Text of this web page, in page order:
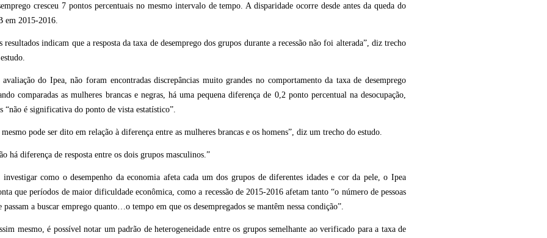
cresceu 7 pontos percentuais no mesmo intervalo de tempo. A disparidade ocorre desde antes da queda do
em 2015-2016.
resultados indicam que a resposta da taxa de desemprego dos grupos durante a recessão não foi alterada”, diz trecho
avaliação do Ipea, não foram encontradas discrepâncias muito grandes no comportamento da taxa de desemprego
comparadas as mulheres brancas e negras, há uma pequena diferença de 0,2 ponto percentual na desocupação,
“não é significativa do ponto de vista estatístico”.
mesmo pode ser dito em relação à diferença entre as mulheres brancas e os homens”, diz um trecho do estudo.
há diferença de resposta entre os dois grupos masculinos.”
investigar como o desempenho da economia afeta cada um dos grupos de diferentes idades e cor da pele, o Ipea
que períodos de maior dificuldade econômica, como a recessão de 2015-2016 afetam tanto “o número de pessoas
passam a buscar emprego quanto…o tempo em que os desempregados se mantêm nessa condição”.
mesmo, é possível notar um padrão de heterogeneidade entre os grupos semelhante ao verificado para a taxa de